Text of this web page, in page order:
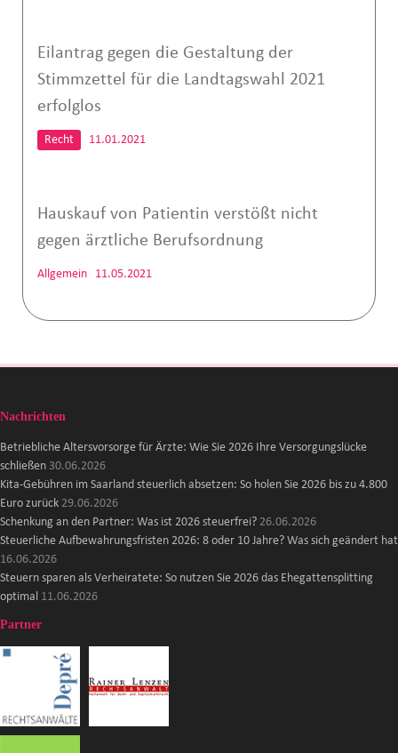
Eilantrag gegen die Gestaltung der
Stimmzettel für die Landtagswahl 2021
erfolglos
Recht 11.01.2021
Hauskauf von Patientin verstößt nicht
gegen ärztliche Berufsordnung
Allgemein 11.05.2021
Nachrichten
Betriebliche Altersvorsorge für Ärzte: Wie Sie 2026 Ihre Versorgungslücke
schließen 30.06.2026
Kita-Gebühren im Saarland steuerlich absetzen: So holen Sie 2026 bis zu 4.800
Euro zurück 29.06.2026
Schenkung an den Partner: Was ist 2026 steuerfrei? 26.06.2026
Steuerliche Aufbewahrungsfristen 2026: 8 oder 10 Jahre? Was sich geändert hat
16.06.2026
Steuern sparen als Verheiratete: So nutzen Sie 2026 das Ehegattensplitting
optimal 11.06.2026
Partner